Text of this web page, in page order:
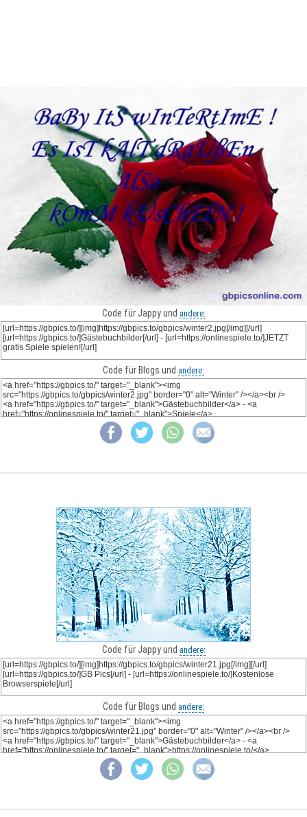
Code für Jappy und andere:
Code für Blogs und andere:
Code für Jappy und andere:
Code für Blogs und andere: